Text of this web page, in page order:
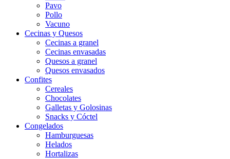
Pavo
Pollo
Vacuno
Cecinas y Quesos
Cecinas a granel
Cecinas envasadas
Quesos a granel
Quesos envasados
Confites
Cereales
Chocolates
Galletas y Golosinas
Snacks y Cóctel
Congelados
Hamburguesas
Helados
Hortalizas